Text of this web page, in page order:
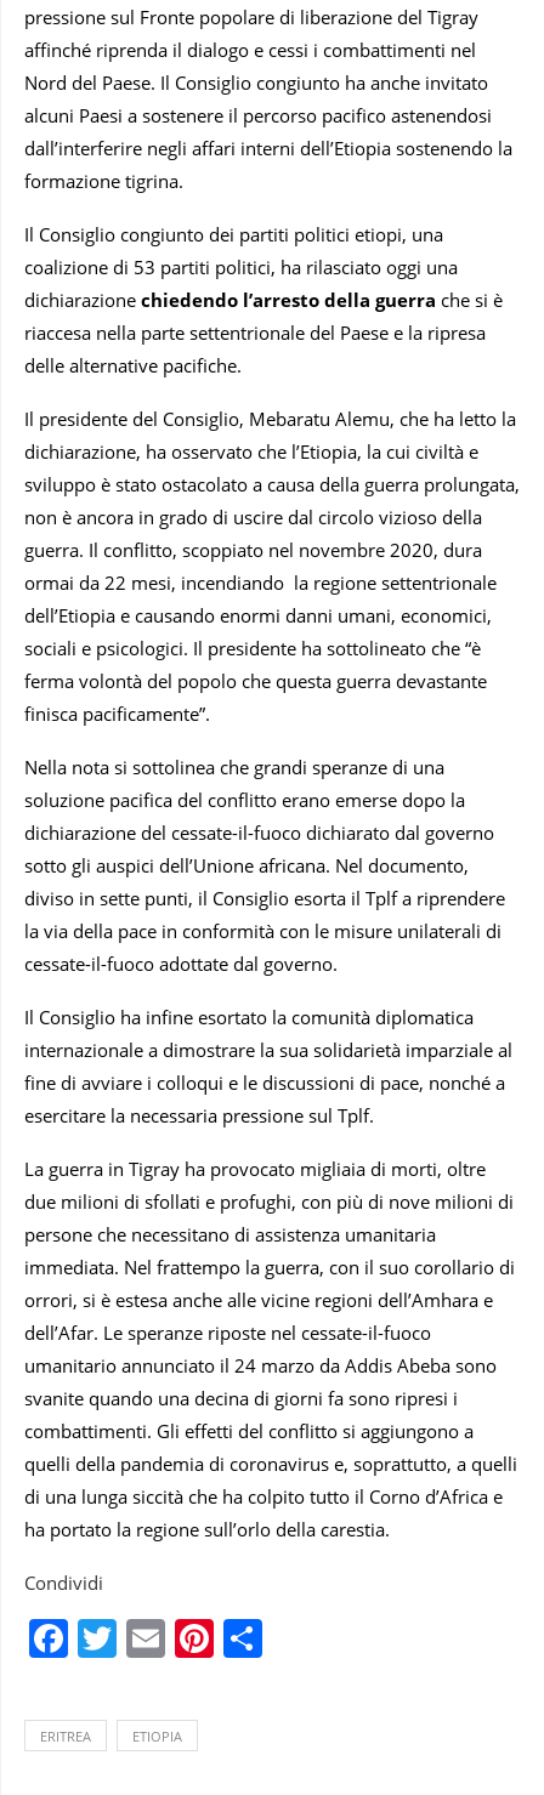
pressione sul Fronte popolare di liberazione del Tigray
affinché riprenda il dialogo e cessi i combattimenti nel
Nord del Paese. Il Consiglio congiunto ha anche invitato
alcuni Paesi a sostenere il percorso pacifico astenendosi
dall’interferire negli affari interni dell’Etiopia sostenendo la
formazione tigrina.
Il Consiglio congiunto dei partiti politici etiopi, una
coalizione di 53 partiti politici, ha rilasciato oggi una
dichiarazione chiedendo l’arresto della guerra che si è
riaccesa nella parte settentrionale del Paese e la ripresa
delle alternative pacifiche.
Il presidente del Consiglio, Mebaratu Alemu, che ha letto la
dichiarazione, ha osservato che l’Etiopia, la cui civiltà e
sviluppo è stato ostacolato a causa della guerra prolungata,
non è ancora in grado di uscire dal circolo vizioso della
guerra. Il conflitto, scoppiato nel novembre 2020, dura
ormai da 22 mesi, incendiando la regione settentrionale
dell’Etiopia e causando enormi danni umani, economici,
sociali e psicologici. Il presidente ha sottolineato che “è
ferma volontà del popolo che questa guerra devastante
finisca pacificamente”.
Nella nota si sottolinea che grandi speranze di una
soluzione pacifica del conflitto erano emerse dopo la
dichiarazione del cessate-il-fuoco dichiarato dal governo
sotto gli auspici dell’Unione africana. Nel documento,
diviso in sette punti, il Consiglio esorta il Tplf a riprendere
la via della pace in conformità con le misure unilaterali di
cessate-il-fuoco adottate dal governo.
Il Consiglio ha infine esortato la comunità diplomatica
internazionale a dimostrare la sua solidarietà imparziale al
fine di avviare i colloqui e le discussioni di pace, nonché a
esercitare la necessaria pressione sul Tplf.
La guerra in Tigray ha provocato migliaia di morti, oltre
due milioni di sfollati e profughi, con più di nove milioni di
persone che necessitano di assistenza umanitaria
immediata. Nel frattempo la guerra, con il suo corollario di
orrori, si è estesa anche alle vicine regioni dell’Amhara e
dell’Afar. Le speranze riposte nel cessate-il-fuoco
umanitario annunciato il 24 marzo da Addis Abeba sono
svanite quando una decina di giorni fa sono ripresi i
combattimenti. Gli effetti del conflitto si aggiungono a
quelli della pandemia di coronavirus e, soprattutto, a quelli
di una lunga siccità che ha colpito tutto il Corno d’Africa e
ha portato la regione sull’orlo della carestia.
Condividi
Facebook
Twitter
EmailPinterest
ERITREA ETIOPIA